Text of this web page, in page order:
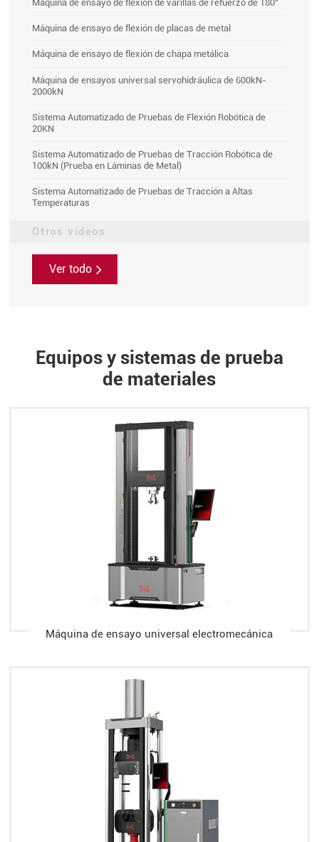
Máquina de ensayo de flexión de varillas de refuerzo de 180°
Máquina de ensayo de flexión de placas de metal
Máquina de ensayo de flexión de chapa metálica
Máquina de ensayos universal servohidráulica de 600kN-
2000kN
Sistema Automatizado de Pruebas de Flexión Robótica de
20KN
Sistema Automatizado de Pruebas de Tracción Robótica de
100kN (Prueba en Láminas de Metal)
Sistema Automatizado de Pruebas de Tracción a Altas
Temperaturas
Otros videos
Ver todo
Equipos y sistemas de prueba
de materiales
Máquina de ensayo universal electromecánica